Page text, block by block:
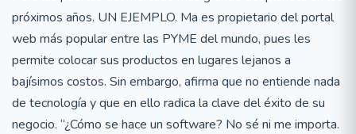
próximos años. UN EJEMPLO. Ma es propietario del portal
web más popular entre las PYME del mundo, pues les
permite colocar sus productos en lugares lejanos a
bajísimos costos. Sin embargo, afirma que no entiende nada
de tecnología y que en ello radica la clave del éxito de su
negocio. “¿Cómo se hace un software? No sé ni me importa.